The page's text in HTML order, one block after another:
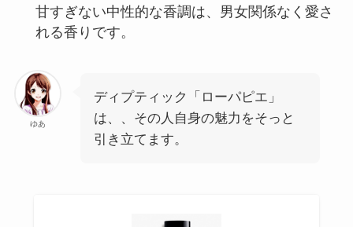
甘すぎない中性的な香調は、男女関係なく愛さ
れる香りです。
ゆあ
ディプティック「ローパピエ」
は、、その人自身の魅力をそっと
引き立てます。